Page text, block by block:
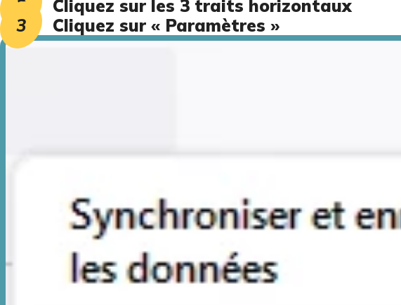
Cliquez sur les 3 traits horizontaux
Cliquez sur « Paramètres »